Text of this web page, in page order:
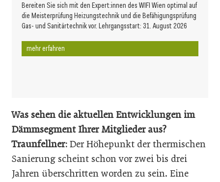
Bereiten Sie sich mit den Expert:innen des WIFI Wien optimal auf
die Meisterprüfung Heizungstechnik und die Befähigungsprüfung
Gas- und Sanitärtechnik vor. Lehrgangsstart: 31. August 2026
mehr erfahren
Was sehen die aktuellen Entwicklungen im
Dämmsegment Ihrer Mitglieder aus?
Traunfellner: Der Höhepunkt der thermischen
Sanierung scheint schon vor zwei bis drei
Jahren überschritten worden zu sein. Eine